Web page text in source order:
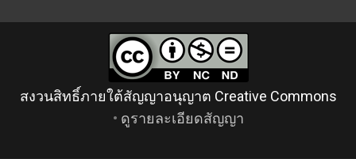
สงวนสิทธิ์ภายใต้สัญญาอนุญาต Creative Commons
• ดูรายละเอียดสัญญา